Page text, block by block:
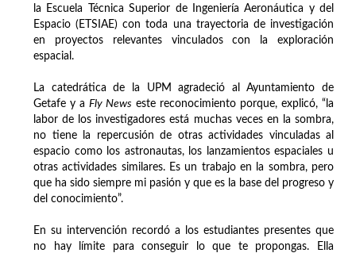
la Escuela Técnica Superior de Ingeniería Aeronáutica y del
Espacio (ETSIAE) con toda una trayectoria de investigación
en proyectos relevantes vinculados con la exploración
espacial.
La catedrática de la UPM agradeció al Ayuntamiento de
Getafe y a Fly News este reconocimiento porque, explicó, “la
labor de los investigadores está muchas veces en la sombra,
no tiene la repercusión de otras actividades vinculadas al
espacio como los astronautas, los lanzamientos espaciales u
otras actividades similares. Es un trabajo en la sombra, pero
que ha sido siempre mi pasión y que es la base del progreso y
del conocimiento”.
En su intervención recordó a los estudiantes presentes que
no hay límite para conseguir lo que te propongas. Ella